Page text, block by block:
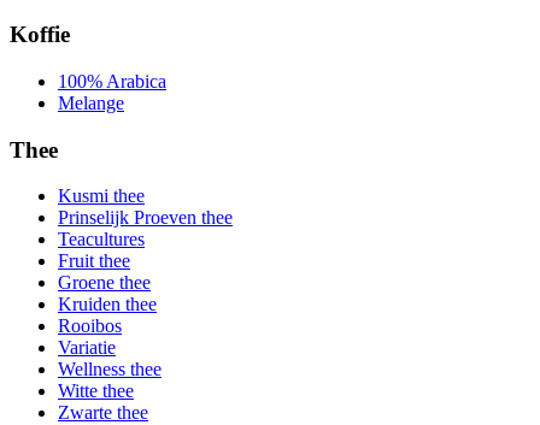
Koffie
100% Arabica
Melange
Thee
Kusmi thee
Prinselijk Proeven thee
Teacultures
Fruit thee
Groene thee
Kruiden thee
Rooibos
Variatie
Wellness thee
Witte thee
Zwarte thee